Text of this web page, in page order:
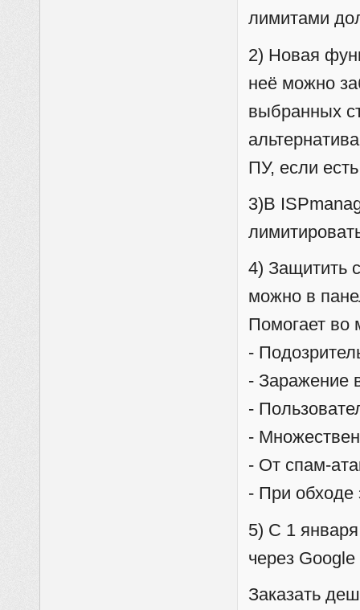
лимитами
2) Новая
неё можно
выбранных
ПУ, если
3)В
4) Защитить
можно в
Помогает во
-
- Заражение
-
-
- От спам-
- При
5) С 1
через
Заказать